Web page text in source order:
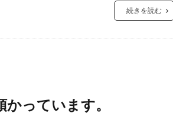
続きを読む
っています。